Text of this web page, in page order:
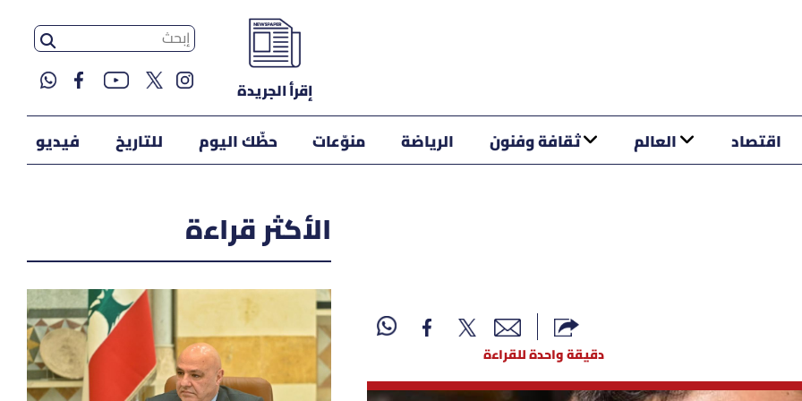
إقرأ الجريدة
اقتصاد العالم ثقافة وفنون الرياضة منوّعات حظّك اليوم للتاريخ فيديو
دقيقة واحدة للقراءة
الأكثر قراءة